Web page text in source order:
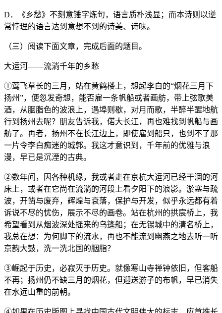
D．《乡愁》不刻意锤字炼句，语言质朴浅显；而本诗则以逆
常悖理的语言达到意想不到的诗美、诗味。
（三）阅读下面文章，完成后面的题目。
大运河——流淌千年的乡愁
①莺飞草长的三月，站在黄鹤楼上，想起李白的“烟花三月下
扬州”，便忽发奇想，能否雇一条帆船或者画舫，带上弦歌美
酒，从胭脂色的波浪上，遇埠则歇，对月而歌，半醉半醒地航
行到扬州去呢？朋友告诉我，偌大长江，再也难找到帆船与画
舫了。再者，扬州不在长江边上，即使雇到船只，也到不了那
一片令李白痴迷的城郭。我这才意识到，千年前的优雅与浪
漫，早已是沉湮的古典。
②数年间，因各种机缘，我或者走在京杭大运河已经干涸的河
床上，或者在它尚在流淌的河段上看夕阳下的浪影。淤塞与疏
波，开凿与废弃，辉煌与衰落，保护与开发，似乎永远都有着
诉说不尽的忧伤，展示不尽的画卷。站在杭州的拱宸桥上，我
希望看到从烟波深处摇来的乌篷船；在无锡城中的清名桥上，
我总在想：为何脚下的流水，再也不能流到幽燕之地去听一听
京韵大鼓，洗一洗北国的胭脂？
③崛起于历史，必寂灭于历史。就像寒山寺禅钟依旧，但客船
不再；扬州仍不缺三月的烟花，但迎送游子的布帆，早已消失
在水远山重的前朝。